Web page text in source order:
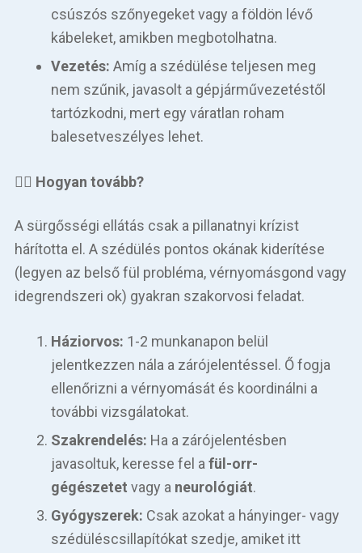
csúszós szőnyegeket vagy a földön lévő
kábeleket, amikben megbotolhatna.
Vezetés: Amíg a szédülése teljesen meg
nem szűnik, javasolt a gépjárművezetéstől
tartózkodni, mert egy váratlan roham
balesetveszélyes lehet.
👨‍ ⚕️ Hogyan tovább?
A sürgősségi ellátás csak a pillanatnyi krízist
hárította el. A szédülés pontos okának kiderítése
(legyen az belső fül probléma, vérnyomásgond vagy
idegrendszeri ok) gyakran szakorvosi feladat.
Háziorvos: 1-2 munkanapon belül
jelentkezzen nála a zárójelentéssel. Ő fogja
ellenőrizni a vérnyomását és koordinálni a
további vizsgálatokat.
Szakrendelés: Ha a zárójelentésben
javasoltuk, keresse fel afül-orr-
gégészetet vagy a neurológiát.
Gyógyszerek: Csak azokat a hányinger- vagy
szédüléscsillapítókat szedje, amiket itt